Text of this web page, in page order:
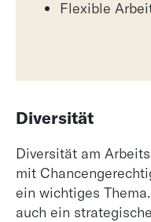
Flexible
Diversität
Diversität am
mit
ein wichtiges
auch ein